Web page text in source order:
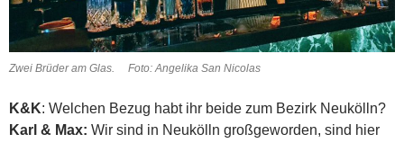
Zwei Brüder am Glas. Foto: Angelika San Nicolas
K&K: Welchen Bezug habt ihr beide zum Bezirk Neukölln?
Karl & Max: Wir sind in Neukölln großgeworden, sind hier